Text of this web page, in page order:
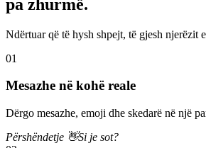
pa zhurmë.
Ndërtuar që të hysh shpejt, të gjesh njerëzit
01
Mesazhe në kohë reale
Dërgo mesazhe, emoji dhe skedarë në një
Përshëndetje 👋Si je sot?